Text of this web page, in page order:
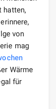
hatten,
von
mag
Wärme
für